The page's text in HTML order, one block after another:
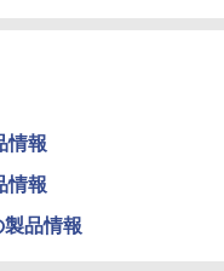
情報
情報
品情報